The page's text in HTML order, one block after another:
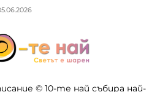
© 10-те най събира най-